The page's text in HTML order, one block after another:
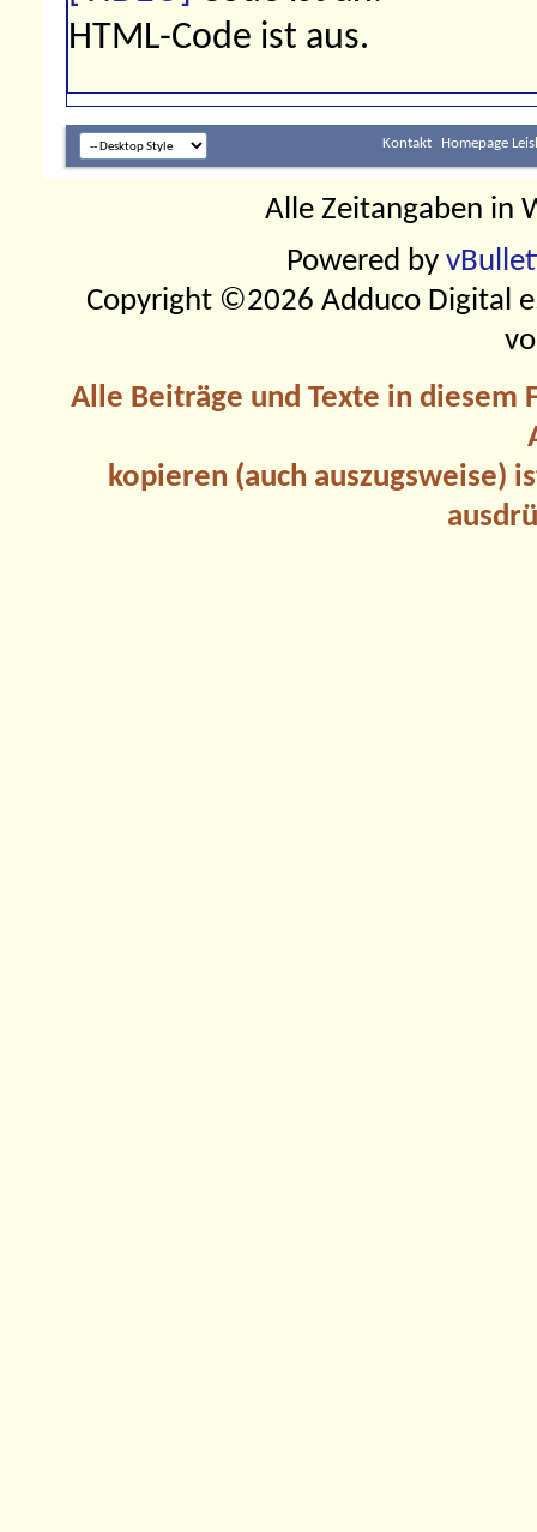
HTML-Code ist aus.
Kontakt Homepage
Alle Zeitangaben in
Powered by
Copyright ©2026 Adduco Digital
Alle Beiträge und Texte in
kopieren (auch auszugsweise)